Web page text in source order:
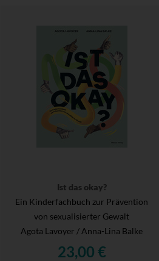
Ist das okay?
Ein Kinderfachbuch zur Prävention
von sexualisierter Gewalt
Agota Lavoyer / Anna-Lina Balke
23,00 €